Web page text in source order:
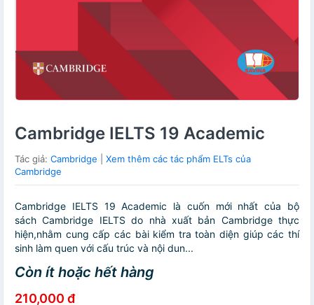
Cambridge IELTS 19 Academic
Tác giả: Cambridge
Xem thêm các tác phẩm ELTs của
Cambridge
Cambridge IELTS 19 Academic là cuốn mới nhất của bộ
sách Cambridge IELTS do nhà xuất bản Cambridge thực
hiện,nhằm cung cấp các bài kiểm tra toàn diện giúp các thí
sinh làm quen với cấu trúc và nội dun...
Còn ít hoặc hết hàng
210,000 đ